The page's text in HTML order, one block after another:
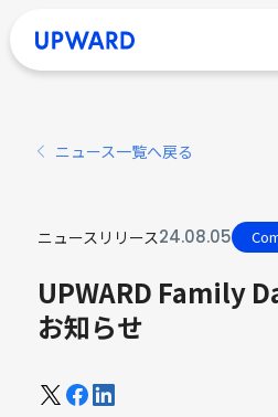
ニュース一覧へ戻る
ニュースリリース24.08.05
UPWARD Family
お知らせ